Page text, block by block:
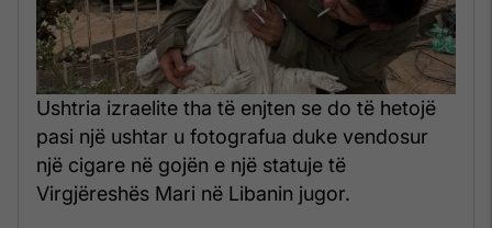
Ushtria izraelite tha të enjten se do të hetojë
pasi një ushtar u fotografua duke vendosur
një cigare në gojën e një statuje të
Virgjëreshës Mari në Libanin jugor.